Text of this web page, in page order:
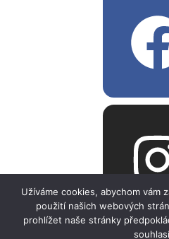
Užíváme cookies, abychom vám
použití našich webových
prohlížet naše stránky